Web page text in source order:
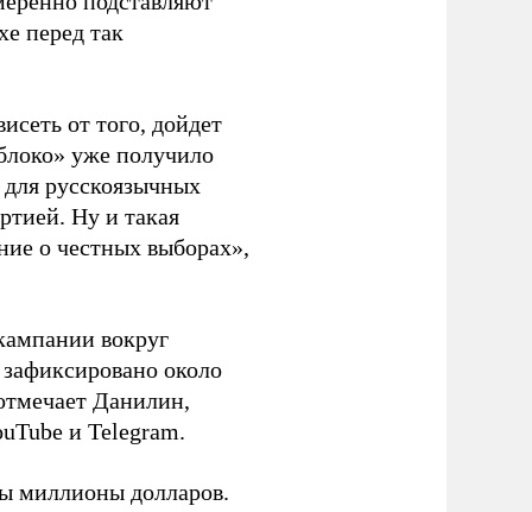
перед так
от того, дойдет
уже получило
русскоязычных
Ну и такая
о честных выборах»,
вокруг
около
Данилин,
и Telegram.
миллионы долларов.